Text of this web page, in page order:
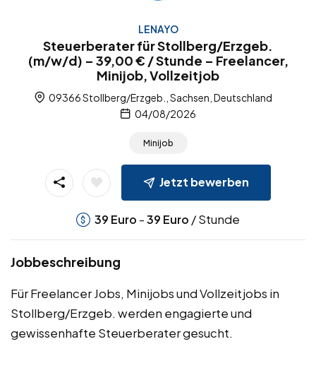
LENAYO
Steuerberater für Stollberg/Erzgeb.
(m/w/d) – 39,00 € / Stunde – Freelancer,
Minijob, Vollzeitjob
09366 Stollberg/Erzgeb., Sachsen, Deutschland
04/08/2026
Minijob
Jetzt bewerben
39 Euro -39 Euro / Stunde
Jobbeschreibung
Für Freelancer Jobs, Minijobs und Vollzeitjobs in
Stollberg/Erzgeb. werden engagierte und
gewissenhafte Steuerberater gesucht.